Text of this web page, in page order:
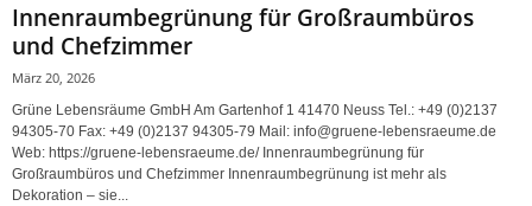
Innenraumbegrünung für Großraumbüros
und Chefzimmer
März 20, 2026
Grüne Lebensräume GmbH Am Gartenhof 1 41470 Neuss Tel.: +49 (0)2137
94305-70 Fax: +49 (0)2137 94305-79 Mail: info@gruene-lebensraeume.de
Web: https://gruene-lebensraeume.de/ Innenraumbegrünung für
Großraumbüros und Chefzimmer Innenraumbegrünung ist mehr als
Dekoration – sie...